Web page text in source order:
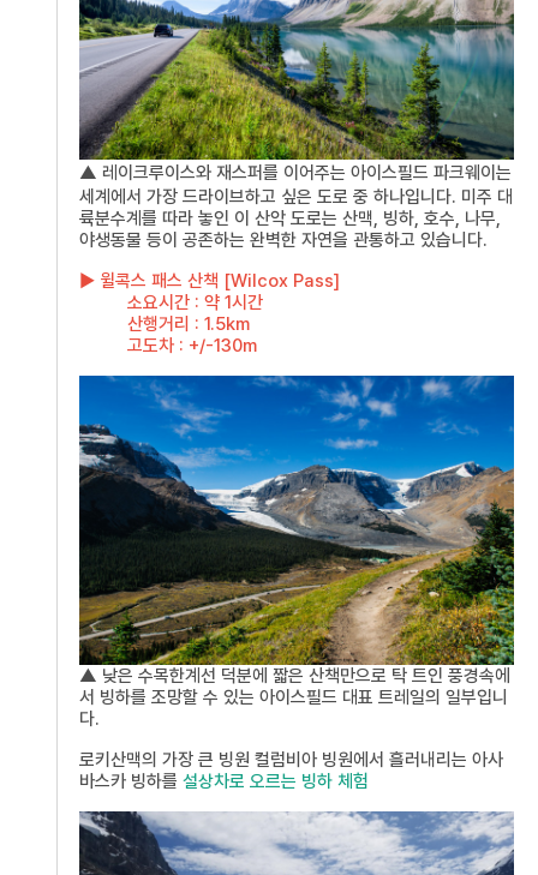
▲ 레이크루이스와 재스퍼를 이어주는 아이스필드 파크웨이는
세계에서 가장 드라이브하고 싶은 도로 중 하나입니다. 미주 대
륙분수계를 따라 놓인 이 산악 도로는 산맥, 빙하, 호수, 나무,
야생동물 등이 공존하는 완벽한 자연을 관통하고 있습니다.
▶ 윌콕스 패스 산책 [Wilcox Pass]
소요시간 : 약 1시간
산행거리 : 1.5km
고도차 : +/-130m
▲ 낮은 수목한계선 덕분에 짧은 산책만으로 탁 트인 풍경속에
서 빙하를 조망할 수 있는 아이스필드 대표 트레일의 일부입니
다.
로키산맥의 가장 큰 빙원 컬럼비아 빙원에서 흘러내리는 아사
바스카 빙하를 설상차로 오르는 빙하 체험